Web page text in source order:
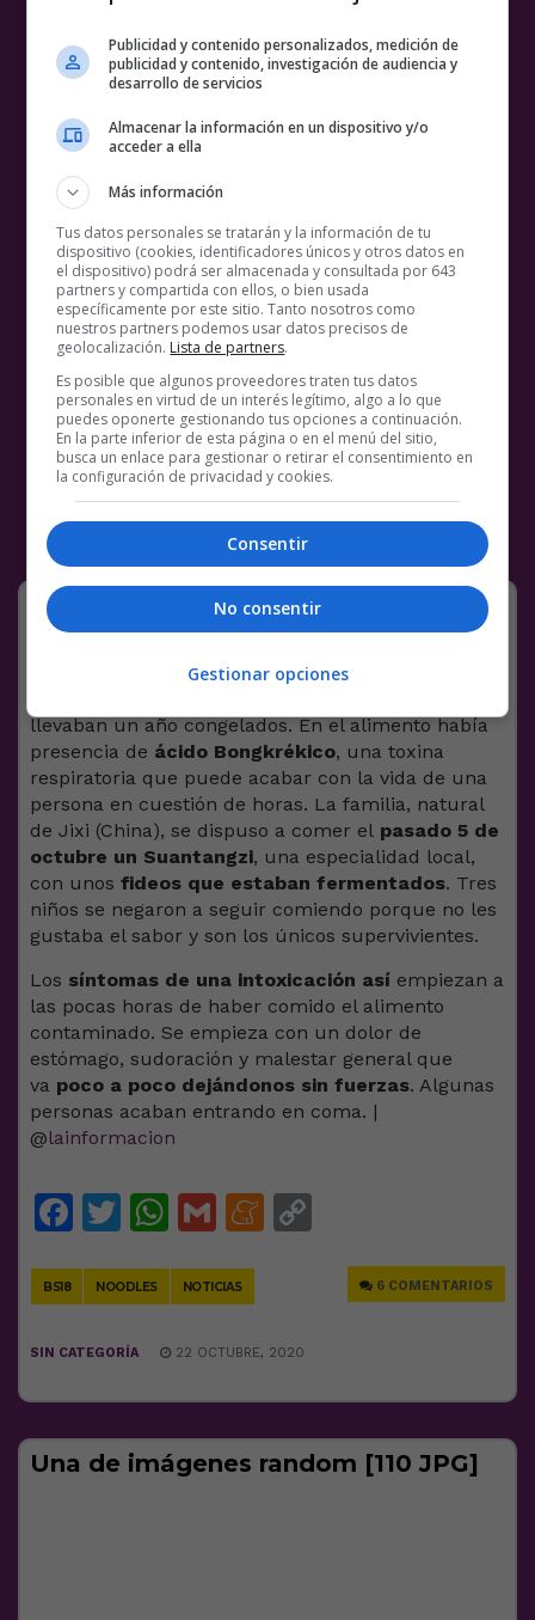
JO – DER
Nueve personas de una familia
llevaban un año congelados. En el alimento había
presencia de ácido Bongkrékico, una toxina
respiratoria que puede acabar con la vida de una
persona en cuestión de horas. La familia, natural
de Jixi (China), se dispuso a comer el pasado 5 de
octubre un Suantangzi, una especialidad local,
con unos fideos que estaban fermentados. Tres
niños se negaron a seguir comiendo porque no les
gustaba el sabor y son los únicos supervivientes.
Los síntomas de una intoxicación así empiezan a
las pocas horas de haber comido el alimento
contaminado. Se empieza con un dolor de
estómago, sudoración y malestar general que
va poco a poco dejándonos sin fuerzas. Algunas
personas acaban entrando en coma. |
@lainformacion
Facebook
Twitter
WhatsApp
GmailMeneame
BS18 NOODLES NOTICIAS 6 COMENTARIOS
SIN CATEGORÍA 22 OCTUBRE, 2020
Una de imágenes random [110 JPG]
Publicidad y contenido personalizados, medición de
publicidad y contenido, investigación de audiencia y
desarrollo de servicios
Almacenar la información en un dispositivo y/o
acceder a ella
Más información
Tus datos personales se tratarán y la información de tu
dispositivo (cookies, identificadores únicos y otros datos en
el dispositivo) podrá ser almacenada y consultada por 643
partners y compartida con ellos, o bien usada
específicamente por este sitio. Tanto nosotros como
nuestros partners podemos usar datos precisos de
geolocalización. Lista de partners.
Es posible que algunos proveedores traten tus datos
personales en virtud de un interés legítimo, algo a lo que
puedes oponerte gestionando tus opciones a continuación.
En la parte inferior de esta página o en el menú del sitio,
busca un enlace para gestionar o retirar el consentimiento en
la configuración de privacidad y cookies.
Consentir
No consentir
Gestionar opciones